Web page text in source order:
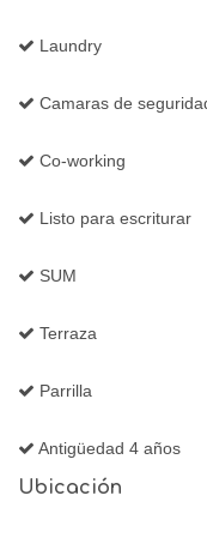
Laundry
Camaras de
Co-working
Listo para escriturar
SUM
Terraza
Parrilla
Antigüedad 4 años
Ubicación